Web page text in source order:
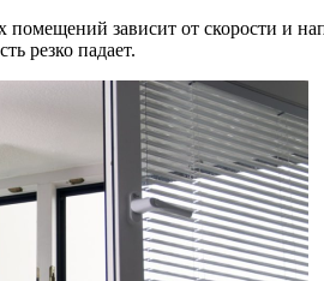
зависит от скорости и
резко падает.